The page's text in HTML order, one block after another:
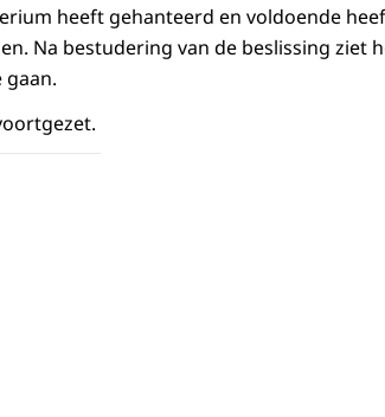
heeft gehanteerd en voldoende
Na bestudering van de beslissing ziet